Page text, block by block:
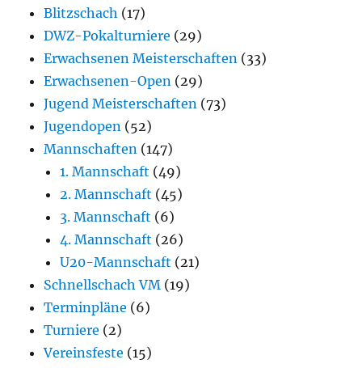
Blitzschach (17)
DWZ-Pokalturniere (29)
Erwachsenen Meisterschaften (33)
Erwachsenen-Open (29)
Jugend Meisterschaften (73)
Jugendopen (52)
Mannschaften (147)
1. Mannschaft (49)
2. Mannschaft (45)
3. Mannschaft (6)
4. Mannschaft (26)
U20-Mannschaft (21)
Schnellschach VM (19)
Terminpläne (6)
Turniere (2)
Vereinsfeste (15)